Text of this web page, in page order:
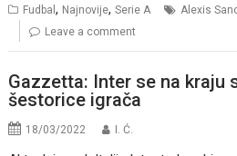
Fudbal, Najnovije,Serie A Alexis
Leave a comment
Gazzetta: Inter se na kraju
šestorice igrača
18/03/2022 I. Ć.